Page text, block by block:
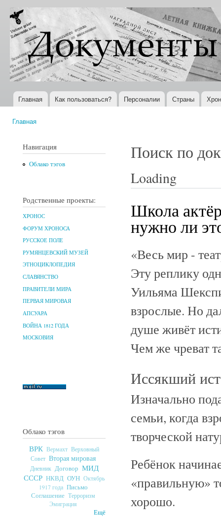
Документы
XX века
Всемирная
история в
Интернете
Главное меню
Главная Как пользоваться? Персоналии Страны
Главная
Навигация
Облако тэгов
Родственные проекты:
ХРОНОС
ФОРУМ ХРОНОСА
РУССКОЕ ПОЛЕ
РУМЯНЦЕВСКИЙ МУЗЕЙ
ЭТНОЦИКЛОПЕДИЯ
СЛАВЯНСТВО
ПРАВИТЕЛИ МИРА
ПЕРВАЯ МИРОВАЯ
АПСУАРА
ВОЙНА 1812 ГОДА
МОСКОВИЯ
Облако тэгов
ВРК Вермахт Верховный
Совет Вторая мировая
Дневник Договор МИД
СССР НКВД ОУН Октябрь
1917 года Письмо
Соглашение Терроризм
Эмиграция
Ещё
Поиск по
Loading
Школа
нужно ли
«Весь мир -
Эту реплику
Уильяма
взрослые. Но
душе живёт
Чем же чреват
Иссякший
Изначально
семьи, когда
творческой
Ребёнок
«правильную»
хорошо.